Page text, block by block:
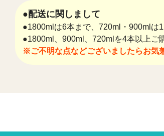
●配送に関しまして
●1800mlは6本まで、720ml・900mlは
●1800ml、900ml、720mlを4本以上ご
※ご不明な点などございましたらお気